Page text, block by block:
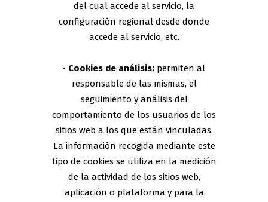
del cual accede al servicio, la
configuración regional desde donde
accede al servicio, etc.
• Cookies de análisis: permiten al
responsable de las mismas, el
seguimiento y análisis del
comportamiento de los usuarios de los
sitios web a los que están vinculadas.
La información recogida mediante este
tipo de cookies se utiliza en la medición
de la actividad de los sitios web,
aplicación o plataforma y para la